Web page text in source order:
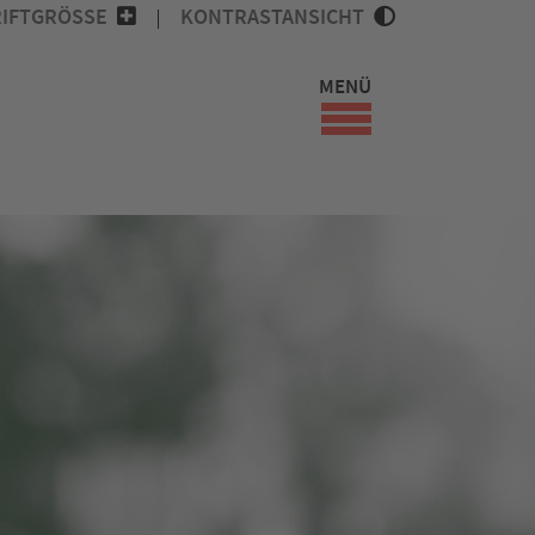
KONTRASTANSICHT
MENÜ